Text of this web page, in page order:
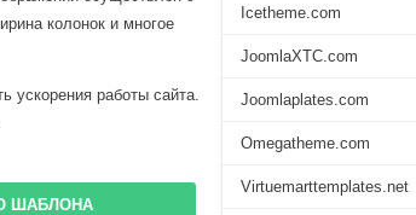
колонок и многое
ускорения работы сайта.
ШАБЛОНА
Icetheme.com
JoomlaXTC.com
Joomlaplates.com
Omegatheme.com
Virtuemarttemplates.net